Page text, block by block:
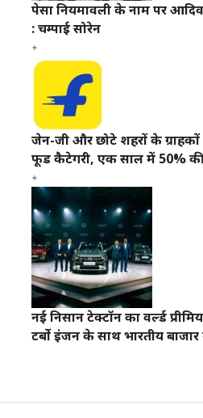
पेसा नियमावली के नाम पर
: चम्पाई सोरेन
जेन-जी और छोटे शहरों के ग्राहकों
फूड कैटेगरी, एक साल में 50% की
नई निसान टेक्टॉन का वर्ल्ड
टर्बो इंजन के साथ भारतीय बाजार